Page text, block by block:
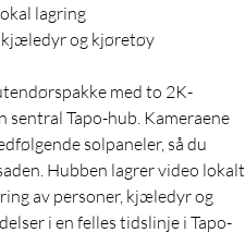
lagring
kjæledyr og kjøretøy
med to 2K-
sentral Tapo-hub. Kameraene
solpaneler, så du
Hubben lagrer video lokalt
av personer, kjæledyr og
i en felles tidslinje i Tapo-